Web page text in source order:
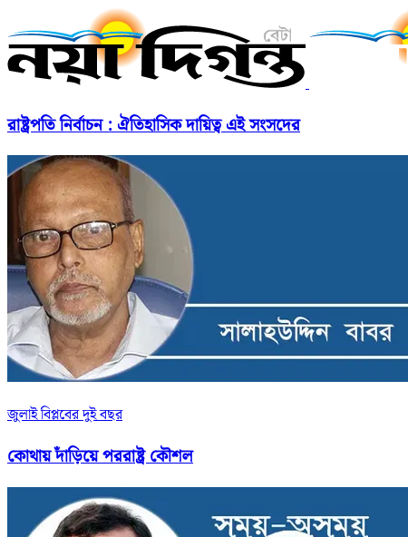
রাষ্ট্রপতি নির্বাচন : ঐতিহাসিক দায়িত্ব এই সংসদের
জুলাই বিপ্লবের দুই বছর
কোথায় দাঁড়িয়ে পররাষ্ট্র কৌশল